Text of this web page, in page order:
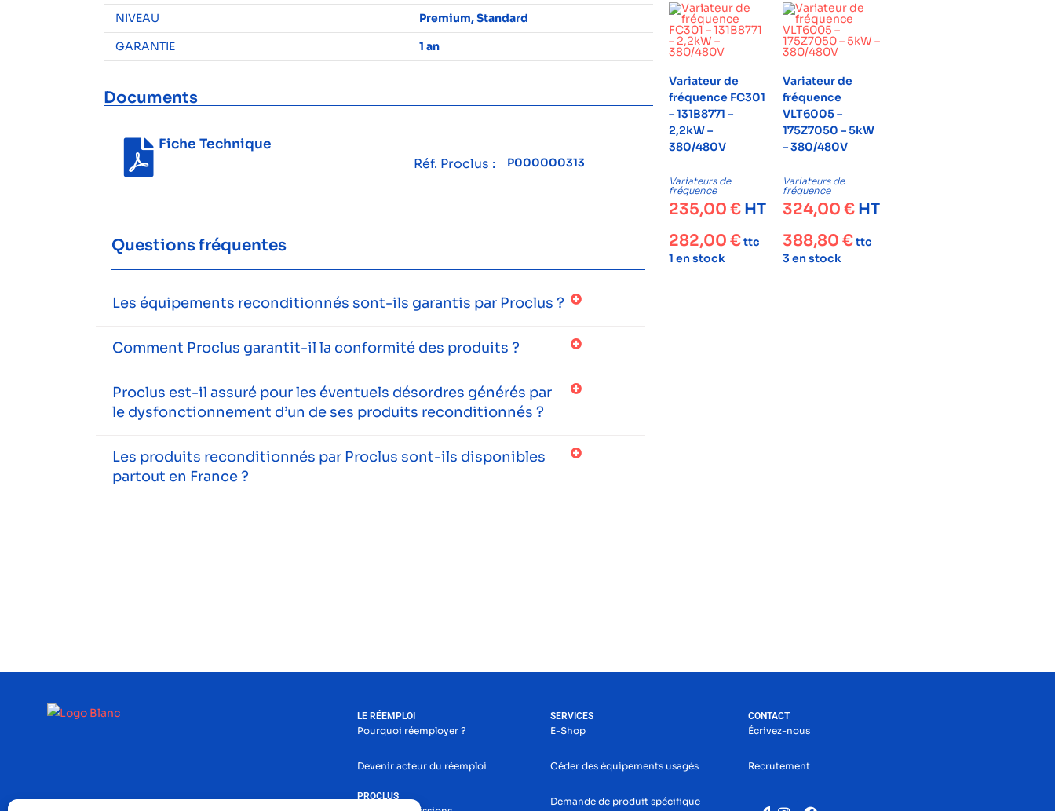
NIVEAU
Premium, Standard
GARANTIE
1 an
Documents
Fiche Technique
Réf. Proclus :
P000000313
Questions fréquentes
Les équipements reconditionnés sont-ils garantis par Proclus ?
Comment Proclus garantit-il la conformité des produits ?
Proclus est-il assuré pour les éventuels désordres générés par
le dysfonctionnement d’un de ses produits reconditionnés ?
Les produits reconditionnés par Proclus sont-ils disponibles
partout en France ?
Variateur de
fréquence FC301
– 131B8771 –
2,2kW –
380/480V
Variateurs de
fréquence
235,00 € HT
282,00 €ttc
1 en stock
Variateur de
fréquence
VLT6005 –
175Z7050 – 5kW
– 380/480V
Variateurs de
fréquence
324,00 € HT
388,80 €ttc
3 en stock
LE RÉEMPLOI
Pourquoi réemployer ?
Devenir acteur du réemploi
PROCLUS
SERVICES
E-Shop
Céder des équipements usagés
Demande de produit spécifique
CONTACT
Écrivez-nous
Recrutement